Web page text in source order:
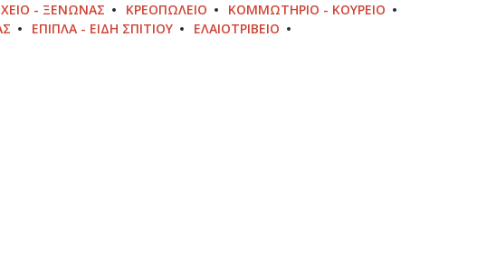
- ΞΕΝΏΝΑΣ ΚΡΕΟΠΩΛΕΊΟ
ΚΟΜΜΩΤΉΡΙΟ - ΚΟΥΡΕΊΟ
ΈΠΙΠΛΑ - ΕΊΔΗ ΣΠΙΤΙΟΎ
ΕΛΑΙΟΤΡΙΒΕΊΟ